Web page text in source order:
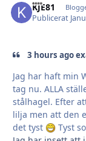
KJE81
Publicerat
3 hours ago
Jag har haft min
tag nu. ALLA
stålhagel. Efter
lilja men att den
det tyst
Tyst